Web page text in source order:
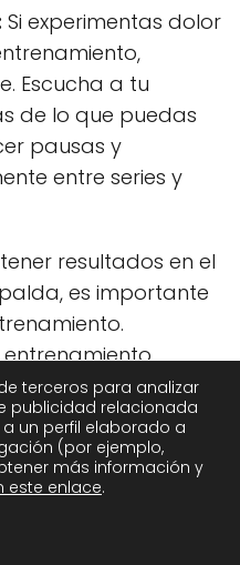
Si experimentas dolor
Escucha a tu
de lo que puedas
pausas y
entre series y
resultados en el
es importante
que la
alcanzar tus
listo para
terceros para analizar
publicidad relacionada
un perfil elaborado a
(por ejemplo,
más información y
este enlace.